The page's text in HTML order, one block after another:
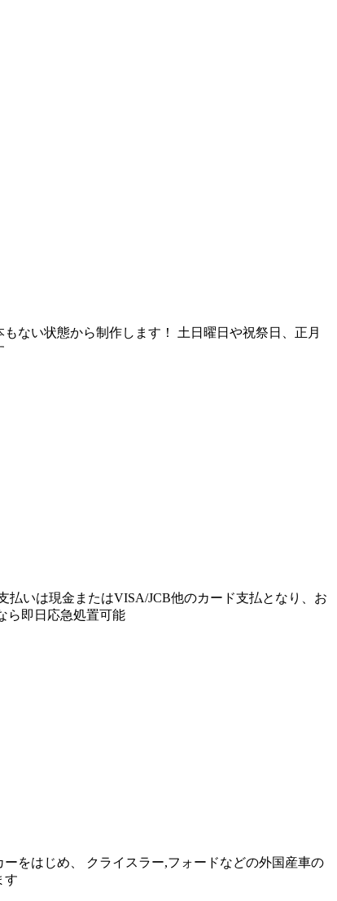
ない状態から制作します！ 土日曜日や祝祭日、正月
いは現金またはVISA/JCB他のカード支払となり、お
ら即日応急処置可能
をはじめ、 クライスラー,フォードなどの外国産車の
す